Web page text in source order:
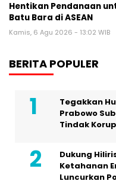
Hentikan Pendanaan
Batu Bara di ASEAN
Kamis, 6 Agu 2026 - 13:02 WIB
BERITA POPULER
Tegakkan
Prabowo
Tindak
Dukung
Ketahanan
Luncurkan